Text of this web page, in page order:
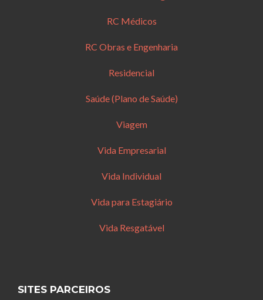
RC Médicos
RC Obras e Engenharia
Residencial
Saúde (Plano de Saúde)
Viagem
Vida Empresarial
Vida Individual
Vida para Estagiário
Vida Resgatável
SITES PARCEIROS